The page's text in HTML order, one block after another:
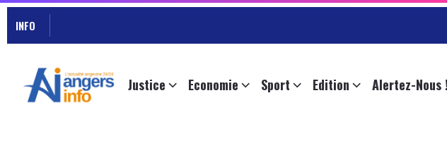
INFO
Justice Economie Sport Edition Alertez-Nous !